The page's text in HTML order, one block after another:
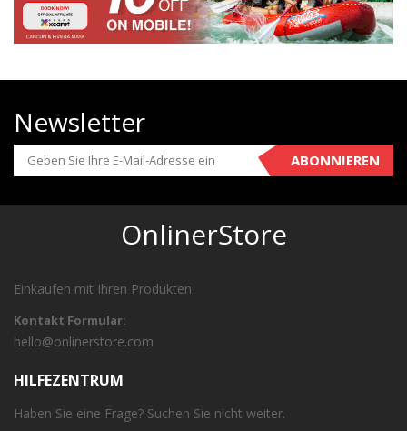
Newsletter
ABONNIEREN
OnlinerStore
Einkaufen mit Ihren Produkten
Kontakt Formular:
hello@onlinerstore.com
HILFEZENTRUM
Haben Sie eine Frage? Suchen Sie nicht weiter.